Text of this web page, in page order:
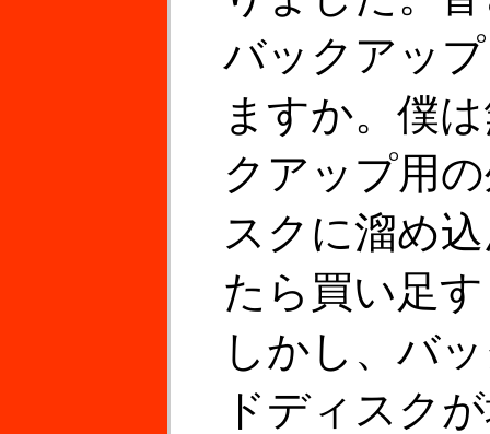
バックアッ
ますか。僕
クアップ用
スクに溜め
たら買い足
しかし、バ
ドディスク